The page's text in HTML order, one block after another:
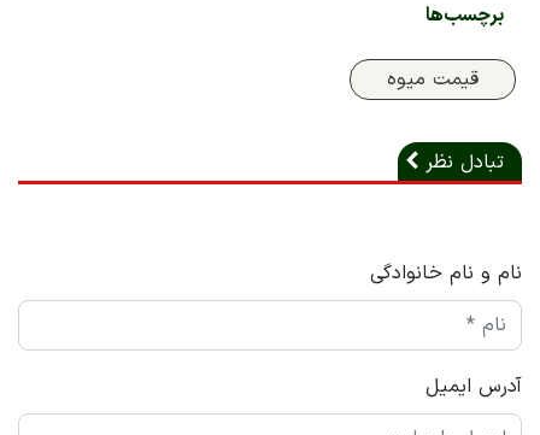
برچسب‌ها
قیمت میوه
تبادل نظر
نام و نام خانوادگی
آدرس ایمیل